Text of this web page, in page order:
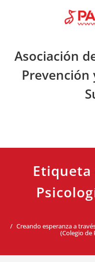
Asociación
Prevención
Etiqueta
Creando esperanza a
(Colegio de